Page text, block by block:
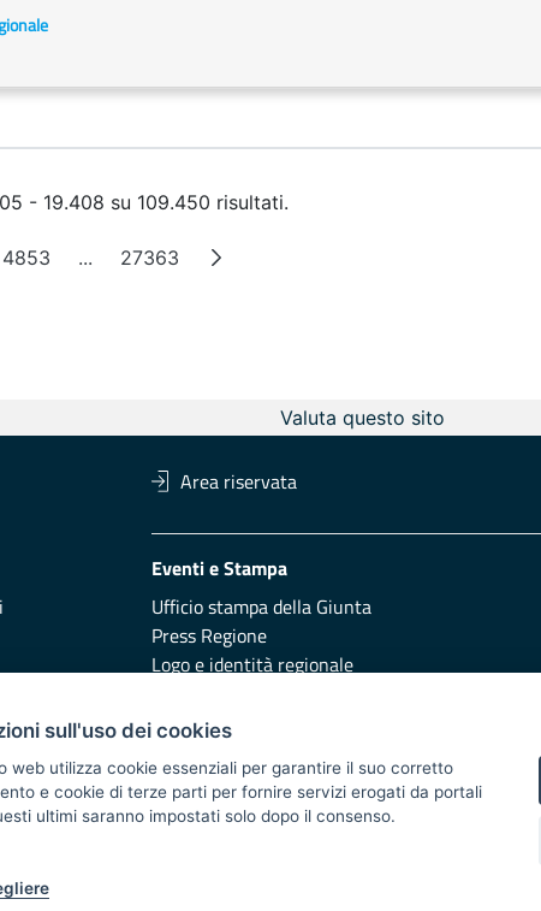
- 19.408 su 109.450 risultati.
Pagina
4853 ...Pagine intermedie
Pagina
27363
Valuta questo sito
Area riservata
Eventi e Stampa
Ufficio stampa della Giunta
Press Regione
Logo e identità regionale
Redazione
Presentazione
Responsabili di pubblicazione
Puglia 2014/2020 - Asse XI
sull'uso dei cookies
web utilizza cookie essenziali per garantire il suo corretto
e cookie di terze parti per fornire servizi erogati da portali
ultimi saranno impostati solo dopo il consenso.